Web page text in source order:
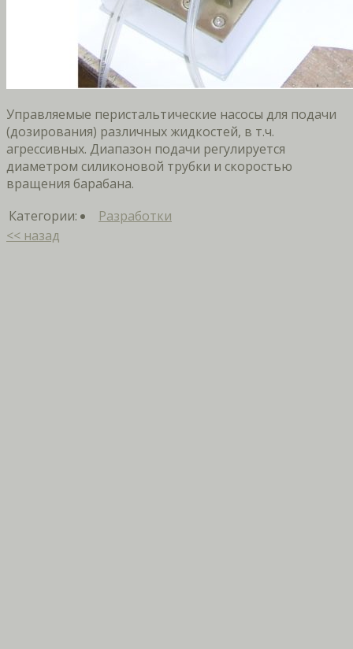
Управляемые перистальтические насосы для подачи
(дозирования) различных жидкостей, в т.ч.
агрессивных. Диапазон подачи регулируется
диаметром силиконовой трубки и скоростью
вращения барабана.
Категории:
Разработки
<< назад